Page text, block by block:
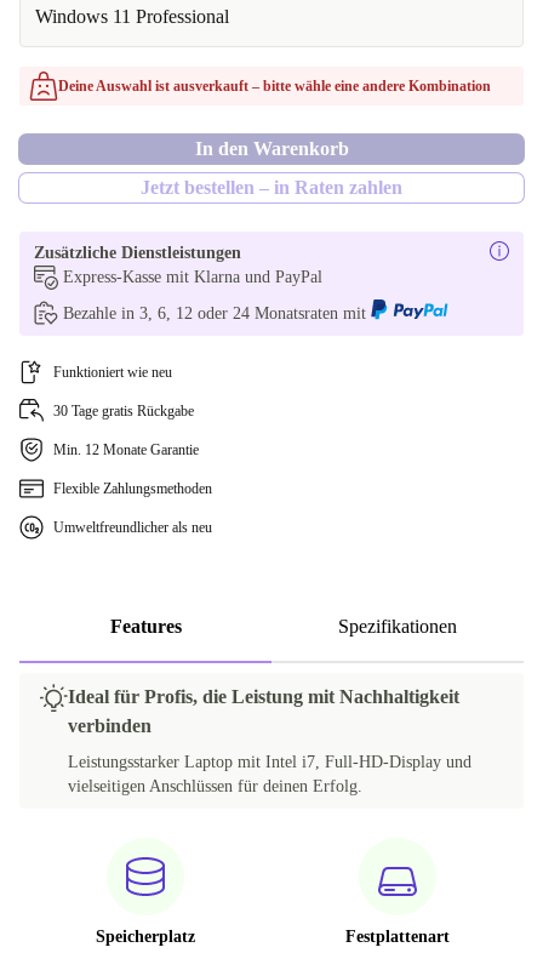
2000 GB
In anderen Kombinationen verfügbar
SE (schwedisch)
Windows 11 Professional
Deine Auswahl ist ausverkauft – bitte wähle eine andere Kombination
In den Warenkorb
Jetzt bestellen – in Raten zahlen
Zusätzliche Dienstleistungen
Express-Kasse mit Klarna und PayPal
Bezahle in 3, 6, 12 oder 24 Monatsraten mit
Funktioniert wie neu
30 Tage gratis Rückgabe
Min. 12 Monate Garantie
Flexible Zahlungsmethoden
Umweltfreundlicher als neu
Features Spezifikationen
Ideal für Profis, die Leistung mit Nachhaltigkeit
verbinden
Leistungsstarker Laptop mit Intel i7, Full-HD-Display und
vielseitigen Anschlüssen für deinen Erfolg.
Speicherplatz
Festplattenart